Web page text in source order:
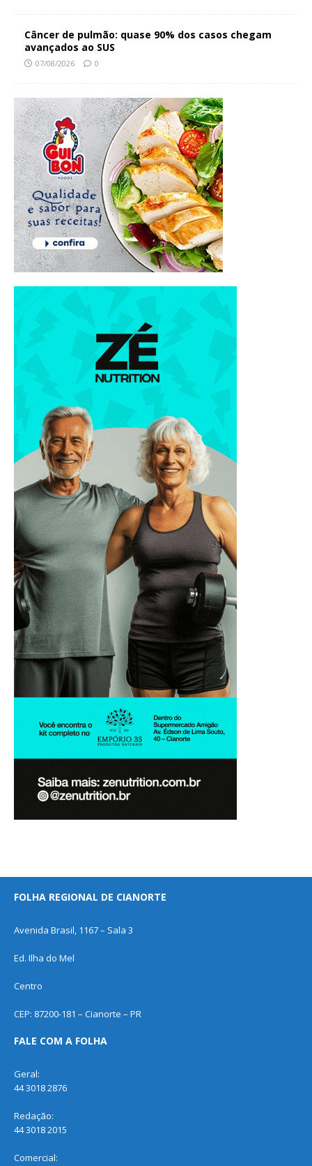
Câncer de pulmão: quase 90% dos casos chegam
avançados ao SUS
07/08/2026 0
FOLHA REGIONAL DE CIANORTE
Avenida Brasil, 1167 – Sala 3
Ed. Ilha do Mel
Centro
CEP: 87200-181 – Cianorte – PR
FALE COM A FOLHA
Geral:
44 3018 2876
Redação:
44 3018 2015
Comercial: